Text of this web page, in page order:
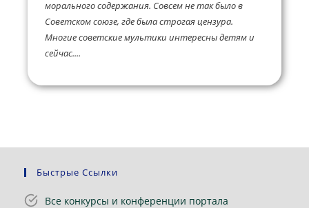
морального содержания. Совсем не так было в
Советском союзе, где была строгая цензура.
Многие советские мультики интересны детям и
сейчас....
Быстрые Ссылки
Все конкурсы и конференции портала